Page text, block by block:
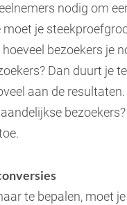
nodig om
moet je
bezoekers je
Dan duurt je
aan de
te bepalen, moet